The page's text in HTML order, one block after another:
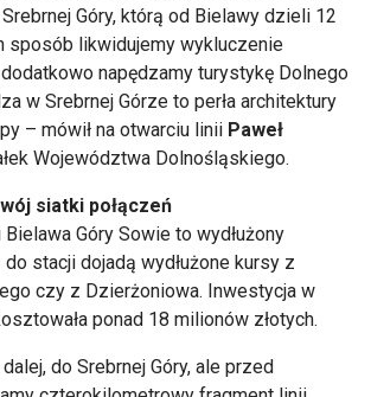
Góry, którą od Bielawy dzieli 12
sposób likwidujemy wykluczenie
napędzamy turystykę Dolnego
w Srebrnej Górze to perła architektury
– mówił na otwarciu linii Paweł
Województwa Dolnośląskiego.
siatki połączeń
Góry Sowie to wydłużony
stacji dojadą wydłużone kursy z
czy z Dzierżoniowa. Inwestycja w
ponad 18 milionów złotych.
do Srebrnej Góry, ale przed